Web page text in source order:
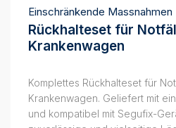
Einschränkende Massnahmen
Rückhalteset für
Krankenwagen
Komplettes Rückhalteset für
Krankenwagen. Geliefert mit
und kompatibel mit Segufix-